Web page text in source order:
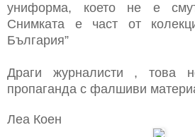
униформа, което не е
Снимката е част от
България”
Драги журналисти , това
пропаганда с фалшиви
Леа Коен